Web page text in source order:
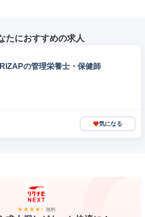
たにおすすめの求人
の管理栄養士・保健師
気になる
無料